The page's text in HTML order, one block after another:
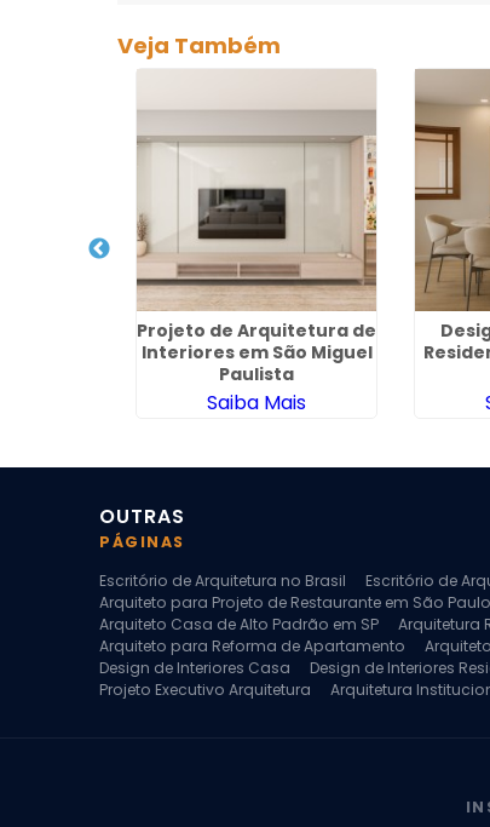
Veja Também
Projeto de Arquitetura de
Interiores em São Miguel
Paulista
Saiba Mais
OUTRAS
PÁGINAS
Escritório de Arquitetura no Brasil
Escritório de
Arquiteto para Projeto de Restaurante em São Paulo
Arquiteto Casa de Alto Padrão em SP
Arquitetura
Arquiteto para Reforma de Apartamento
Design de Interiores Casa
Design de Interiores
Projeto Executivo Arquitetura
Arquitetura